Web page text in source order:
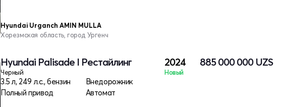
Hyundai Urganch AMIN MULLA
Хорезмская область, город Ургенч
Hyundai Palisade I Рестайлинг
Черный
3.5 л, 249 л.с., бензин
Внедорожник
Полный привод
Автомат
2024
Новый
885 000 000 UZS